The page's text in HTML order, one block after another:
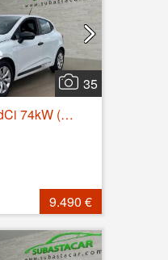
35
Clio Business Blue dCi 74kW (100CV)
9.490 €